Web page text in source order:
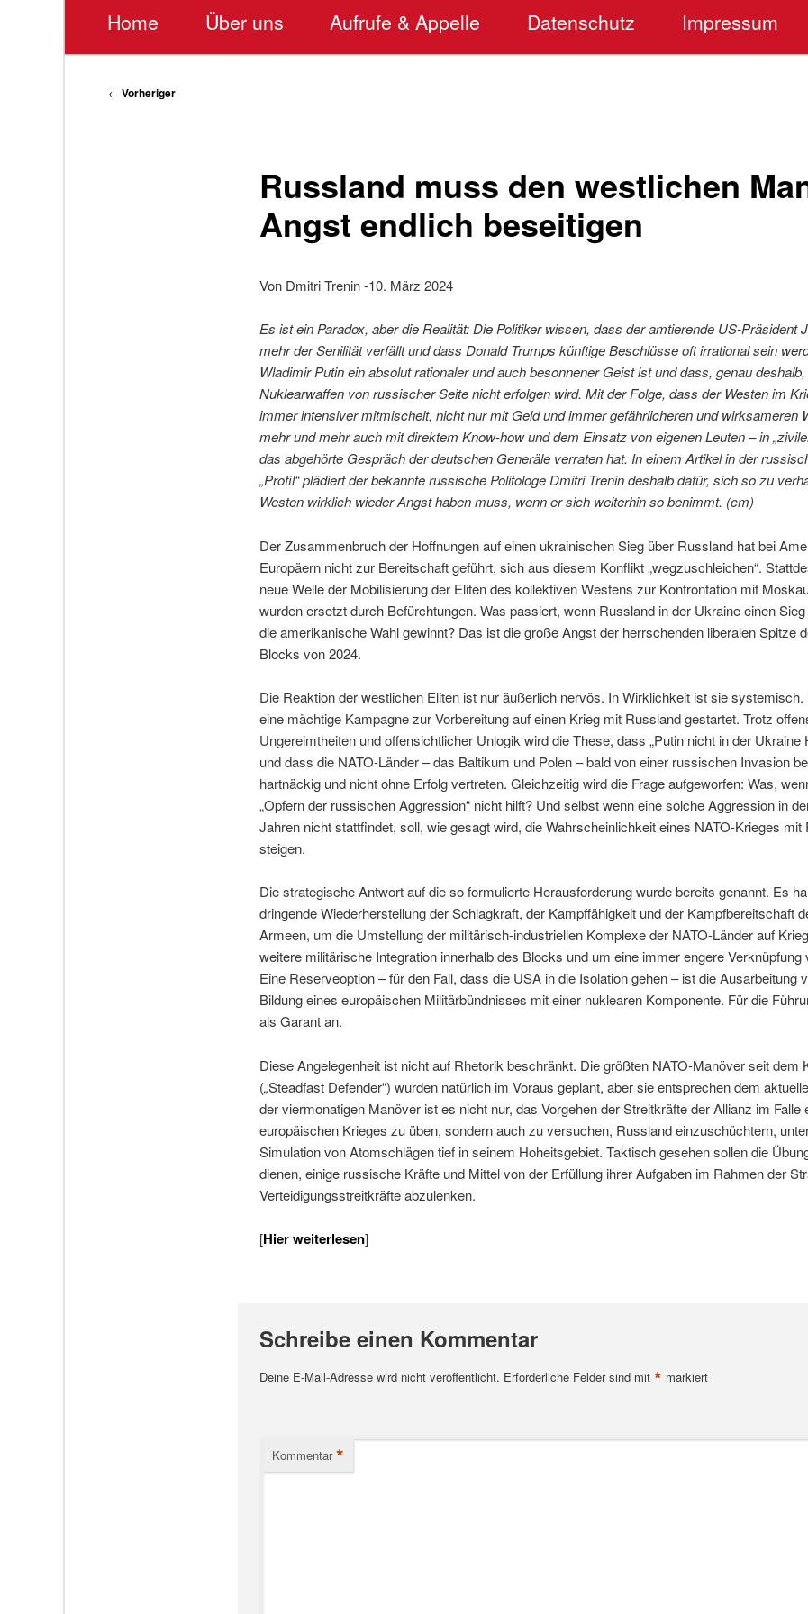
Home Über uns Aufrufe & Appelle Datenschutz Impressum
Beitragsnavigation
← Vorheriger
Russland muss den westlichen
Angst endlich beseitigen
Von Dmitri Trenin -10. März 2024
Es ist ein Paradox, aber die Realität: Die Politiker wissen, dass der amtierende US-Präsident
mehr der Senilität verfällt und dass Donald Trumps künftige Beschlüsse oft irrational sein
Wladimir Putin ein absolut rationaler und auch besonnener Geist ist und dass, genau
Nuklearwaffen von russischer Seite nicht erfolgen wird. Mit der Folge, dass der Westen im
immer intensiver mitmischelt, nicht nur mit Geld und immer gefährlicheren und wirksameren
mehr und mehr auch mit direktem Know-how und dem Einsatz von eigenen Leuten – in
das abgehörte Gespräch der deutschen Generäle verraten hat. In einem Artikel in der
„Profil“ plädiert der bekannte russische Politologe Dmitri Trenin deshalb dafür, sich so zu
Westen wirklich wieder Angst haben muss, wenn er sich weiterhin so benimmt. (cm)
Der Zusammenbruch der Hoffnungen auf einen ukrainischen Sieg über Russland hat bei
Europäern nicht zur Bereitschaft geführt, sich aus diesem Konflikt „wegzuschleichen“.
neue Welle der Mobilisierung der Eliten des kollektiven Westens zur Konfrontation mit
wurden ersetzt durch Befürchtungen. Was passiert, wenn Russland in der Ukraine einen
die amerikanische Wahl gewinnt? Das ist die große Angst der herrschenden liberalen Spitze
Blocks von 2024.
Die Reaktion der westlichen Eliten ist nur äußerlich nervös. In Wirklichkeit ist sie systemisch.
eine mächtige Kampagne zur Vorbereitung auf einen Krieg mit Russland gestartet. Trotz
Ungereimtheiten und offensichtlicher Unlogik wird die These, dass „Putin nicht in der Ukraine
und dass die NATO-Länder – das Baltikum und Polen – bald von einer russischen Invasion
hartnäckig und nicht ohne Erfolg vertreten. Gleichzeitig wird die Frage aufgeworfen: Was,
„Opfern der russischen Aggression“ nicht hilft? Und selbst wenn eine solche Aggression in
Jahren nicht stattfindet, soll, wie gesagt wird, die Wahrscheinlichkeit eines NATO-Krieges
steigen.
Die strategische Antwort auf die so formulierte Herausforderung wurde bereits genannt. Es
dringende Wiederherstellung der Schlagkraft, der Kampffähigkeit und der Kampfbereitschaft
Armeen, um die Umstellung der militärisch-industriellen Komplexe der NATO-Länder auf
weitere militärische Integration innerhalb des Blocks und um eine immer engere Verknüpfung
Eine Reserveoption – für den Fall, dass die USA in die Isolation gehen – ist die Ausarbeitung
Bildung eines europäischen Militärbündnisses mit einer nuklearen Komponente. Für die
als Garant an.
Diese Angelegenheit ist nicht auf Rhetorik beschränkt. Die größten NATO-Manöver seit dem
(„Steadfast Defender“) wurden natürlich im Voraus geplant, aber sie entsprechen dem
der viermonatigen Manöver ist es nicht nur, das Vorgehen der Streitkräfte der Allianz im Falle
europäischen Krieges zu üben, sondern auch zu versuchen, Russland einzuschüchtern,
Simulation von Atomschlägen tief in seinem Hoheitsgebiet. Taktisch gesehen sollen die
dienen, einige russische Kräfte und Mittel von der Erfüllung ihrer Aufgaben im Rahmen der
Verteidigungsstreitkräfte abzulenken.
[Hier weiterlesen]
Schreibe einen Kommentar
Deine E-Mail-Adresse wird nicht veröffentlicht. Erforderliche Felder sind mit * markiert
Kommentar *